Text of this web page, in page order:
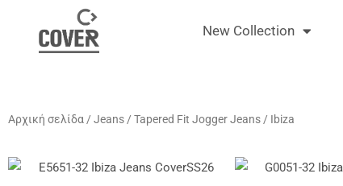
περιεχόμενο
New Collection
Αρχική σελίδα/ Jeans/ Tapered Fit Jogger Jeans/ Ibiza